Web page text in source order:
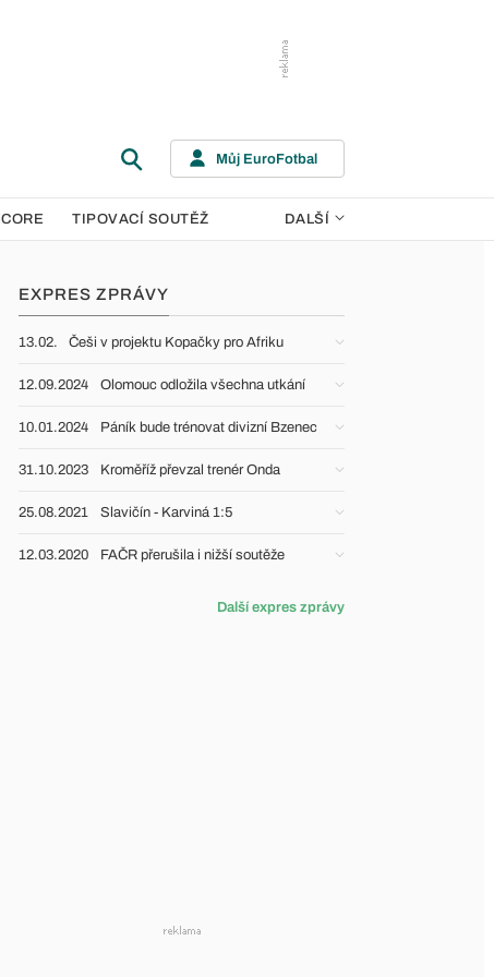
Můj EuroFotbal
TIPOVACÍ SOUTĚŽ DALŠÍ
EXPRES ZPRÁVY
13.02. Češi v projektu Kopačky pro Afriku
12.09.2024 Olomouc odložila všechna utkání
10.01.2024 Páník bude trénovat divizní Bzenec
31.10.2023 Kroměříž převzal trenér Onda
25.08.2021 Slavičín - Karviná 1:5
12.03.2020 FAČR přerušila i nižší soutěže
Další expres zprávy